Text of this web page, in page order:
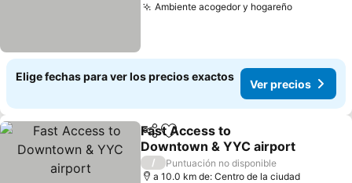
Ambiente acogedor y hogareñoVer
Elige fechas para ver los precios exactos
Ver precios
CompartirAgregar a favoritos
Fast Access to
Downtown & YYC airport
Ver precios
/
Puntuación no disponible
a 10.0 km de: Centro de la ciudad